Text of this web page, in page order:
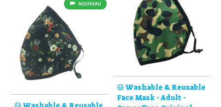
😷 Washable & Reusable
Face Mask - Adult -
NOUVEAU